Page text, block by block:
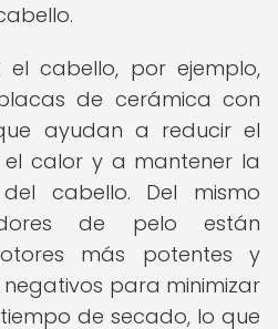
cabello, por ejemplo,
de cerámica con
ayudan a reducir el
calor y a mantener la
cabello. Del mismo
de pelo están
más potentes y
para minimizar
de secado, lo que